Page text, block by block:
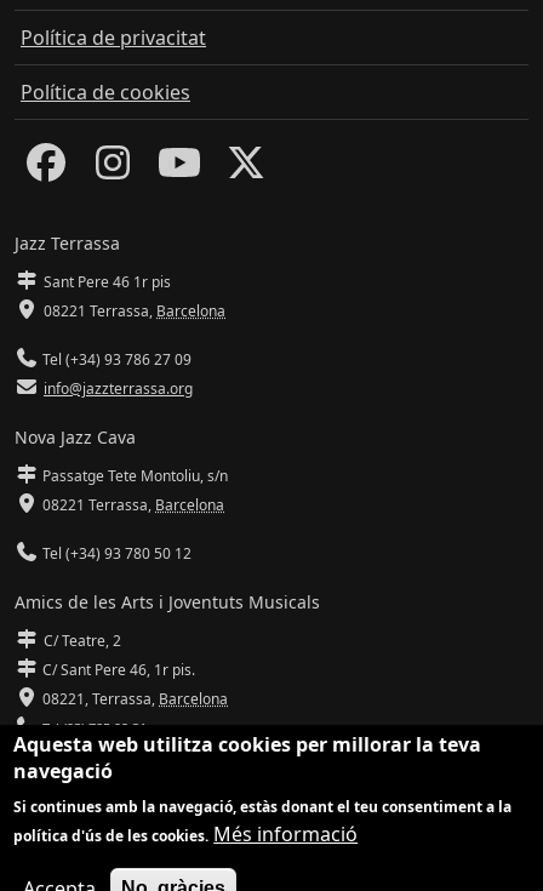
Política de privacitat
Política de cookies
Jazz Terrassa
Sant Pere 46 1r pis
08221 Terrassa, Barcelona
Tel (+34) 93 786 27 09
info@jazzterrassa.org
Nova Jazz Cava
Passatge Tete Montoliu, s/n
08221 Terrassa, Barcelona
Tel (+34) 93 780 50 12
Amics de les Arts i Joventuts Musicals
C/ Teatre, 2
C/ Sant Pere 46, 1r pis.
08221,Terrassa, Barcelona
Tel (93) 785 92 31
info@amicsdelesarts-jjmm.cat
www.amicsdelesarts-jjmm.cat
Adaptació de
Aquesta web utilitza cookies per millorar la teva
navegació
Si continues amb la navegació, estàs donant el teu consentiment a la
política d'ús de les cookies. Més informació